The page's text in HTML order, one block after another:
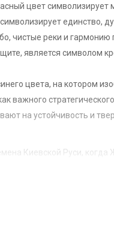
цвет символизирует
чистые реки и
является символом
цвета, на котором
на устойчивость и
Киевской Руси,
княжества, Речи
немаловажную